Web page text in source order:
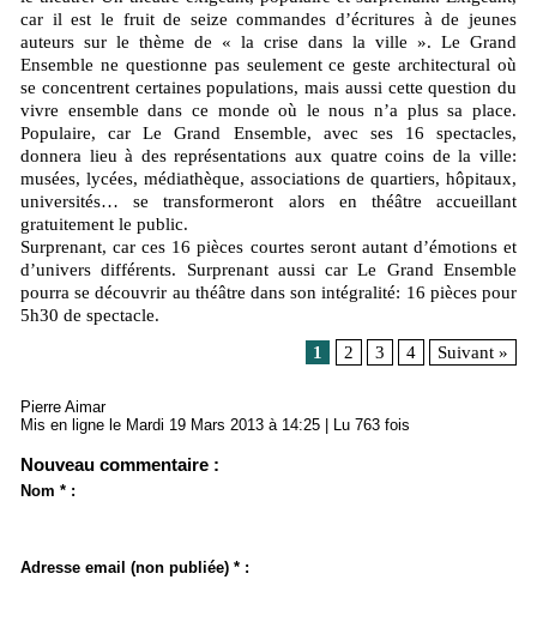
car il est le fruit de seize commandes d’écritures à de jeunes
auteurs sur le thème de « la crise dans la ville ». Le Grand
Ensemble ne questionne pas seulement ce geste architectural où
se concentrent certaines populations, mais aussi cette question du
vivre ensemble dans ce monde où le nous n’a plus sa place.
Populaire, car Le Grand Ensemble, avec ses 16 spectacles,
donnera lieu à des représentations aux quatre coins de la ville:
musées, lycées, médiathèque, associations de quartiers, hôpitaux,
universités… se transformeront alors en théâtre accueillant
gratuitement le public.
Surprenant, car ces 16 pièces courtes seront autant d’émotions et
d’univers différents. Surprenant aussi car Le Grand Ensemble
pourra se découvrir au théâtre dans son intégralité: 16 pièces pour
5h30 de spectacle.
1
2 3 4 Suivant »
Pierre Aimar
Mis en ligne le Mardi 19 Mars 2013 à 14:25 | Lu 763 fois
Nouveau commentaire :
Nom * :
Adresse email (non publiée) * :